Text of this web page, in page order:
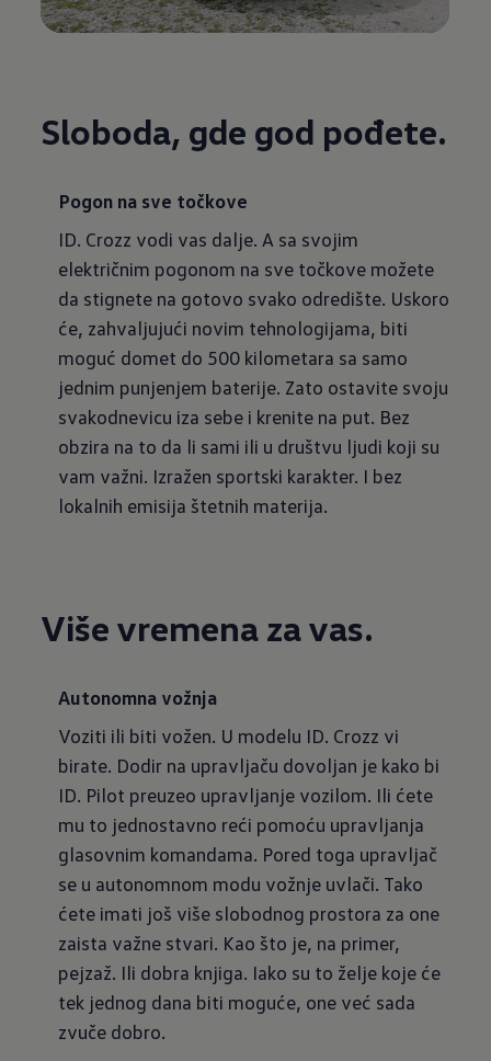
Sloboda, gde god pođete.
Pogon na sve točkove
ID. Crozz vodi vas dalje. A sa svojim
električnim pogonom na sve točkove možete
da stignete na gotovo svako odredište. Uskoro
će, zahvaljujući novim tehnologijama, biti
moguć domet do 500 kilometara sa samo
jednim punjenjem baterije. Zato ostavite svoju
svakodnevicu iza sebe i krenite na put. Bez
obzira na to da li sami ili u društvu ljudi koji su
vam važni. Izražen sportski karakter. I bez
lokalnih emisija štetnih materija.
Više vremena za vas.
Autonomna vožnja
Voziti ili biti vožen. U modelu ID. Crozz vi
birate. Dodir na upravljaču dovoljan je kako bi
ID. Pilot preuzeo upravljanje vozilom. Ili ćete
mu to jednostavno reći pomoću upravljanja
glasovnim komandama. Pored toga upravljač
se u autonomnom modu vožnje uvlači. Tako
ćete imati još više slobodnog prostora za one
zaista važne stvari. Kao što je, na primer,
pejzaž. Ili dobra knjiga. Iako su to želje koje će
tek jednog dana biti moguće, one već sada
zvuče dobro.